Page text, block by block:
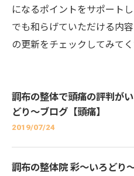
になるポイントをサポート
でも和らげていただける内
の更新をチェックしてみてく
調布の整体で頭痛の評判が
どり～ブログ【頭痛】
2019/07/24
調布の整体院 彩～いろどり